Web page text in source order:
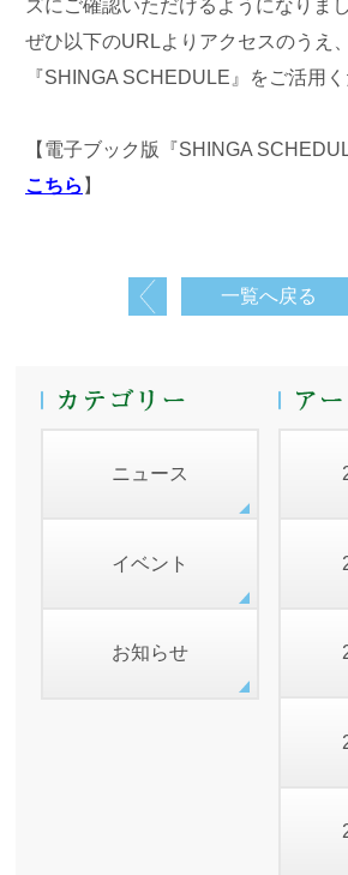
ズにご確認いただけるようになりまし
ぜひ以下のURLよりアクセスのうえ
『SHINGA SCHEDULE』をご活用く
【電子ブック版『SHINGA
こちら 】
一覧へ戻る
ニュース
イベント
お知らせ